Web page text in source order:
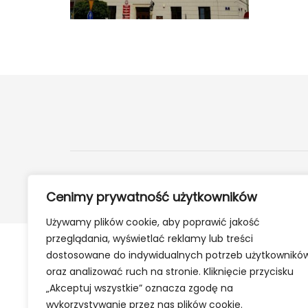
Cenimy prywatność użytkowników
Używamy plików cookie, aby poprawić jakość
przeglądania, wyświetlać reklamy lub treści
dostosowane do indywidualnych potrzeb
oraz analizować ruch na stronie. Kliknięcie przycisku
„Akceptuj wszystkie” oznacza zgodę na
wykorzystywanie przez nas plików cookie.